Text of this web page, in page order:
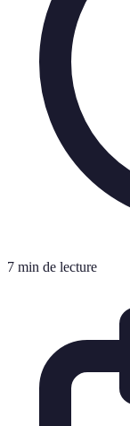
7 min de lecture